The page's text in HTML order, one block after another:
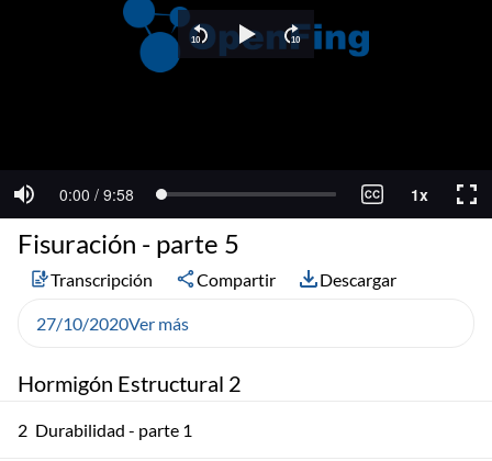
Hormigón Estructural 2
2 Durabilidad - parte 1
Fisuración - parte 5
Transcripción Compartir Descargar
27/10/2020Ver más